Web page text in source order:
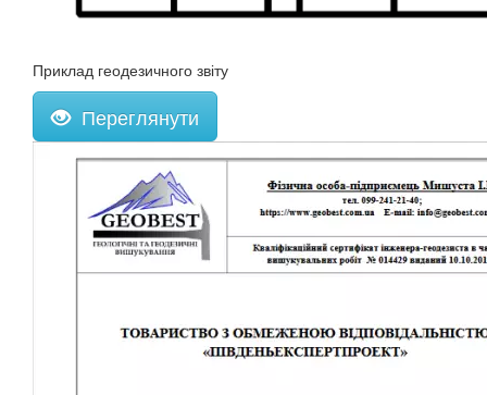
Приклад геодезичного звіту
Переглянути